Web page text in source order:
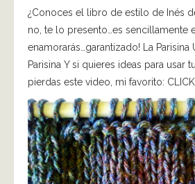
¿Conoces el libro de estilo de Inés
no, te lo presento…es sencillamente
enamorarás…garantizado! La Parisina
Parisina Y si quieres ideas para usar
pierdas este video, mi favorito: CLICK